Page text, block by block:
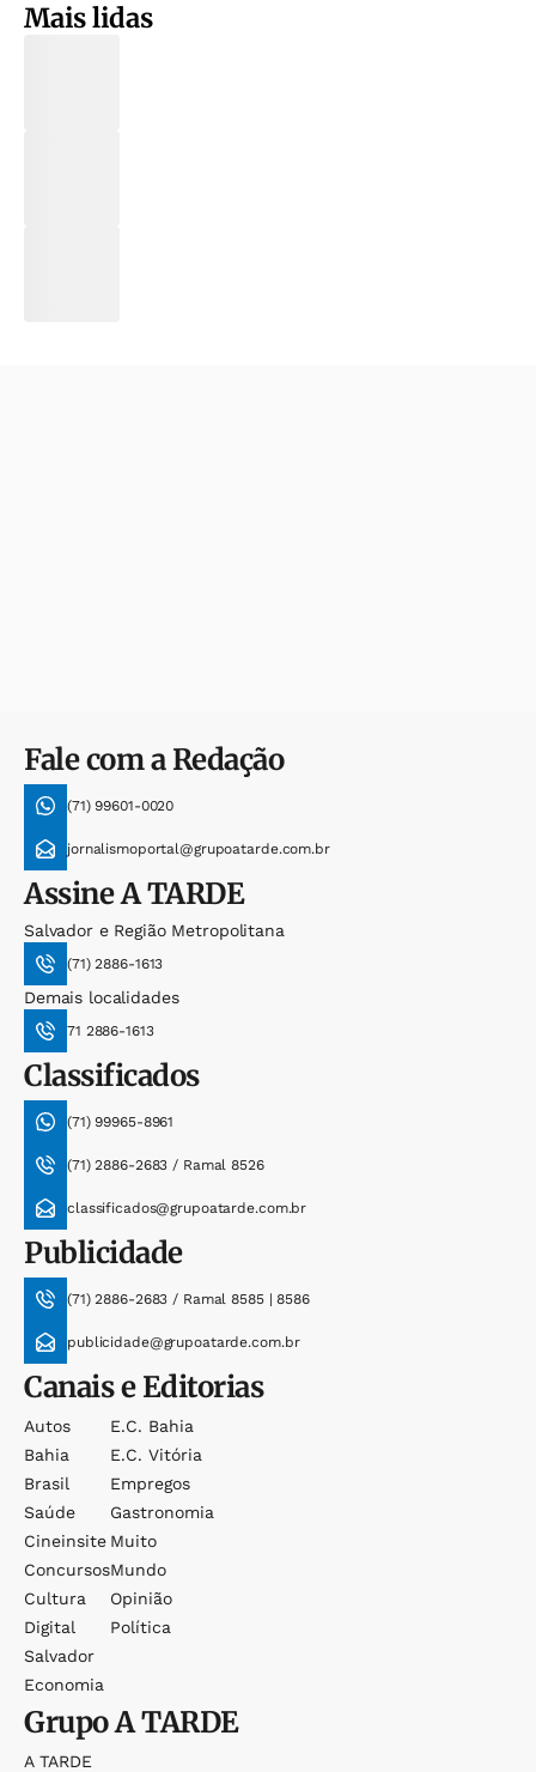
Mais lidas
Fale com a Redação
(71) 99601-0020
jornalismoportal@grupoatarde.com.br
AssineA TARDE
Salvador e Região Metropolitana
(71) 2886-1613
Demais localidades
71 2886-1613
Classificados
(71) 99965-8961
(71) 2886-2683 / Ramal 8526
classificados@grupoatarde.com.br
Publicidade
(71) 2886-2683 / Ramal 8585 | 8586
publicidade@grupoatarde.com.br
Canais e Editorias
Autos
Bahia
Brasil
Saúde
Cineinsite
Concursos
Cultura
Digital
Salvador
Economia
E.c. Bahia
E.c. Vitória
Empregos
Gastronomia
Muito
Mundo
Opinião
Política
GrupoA TARDE
A TARDE